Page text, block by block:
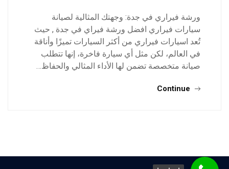
ورشة فيراري في جدة: وجهتك المثالية لصيانة
سيارات فيراري افضل ورشة فيراي في جدة , حيث
تُعد اسيارات فيراري من أكثر السيارات تميزًا وأناقة
في العالم، لكن مثل أي سيارة فاخرة، إنها تتطلب
صيانة متخصصة تضمن لها الأداء المثالي والحفاظ…
Continue